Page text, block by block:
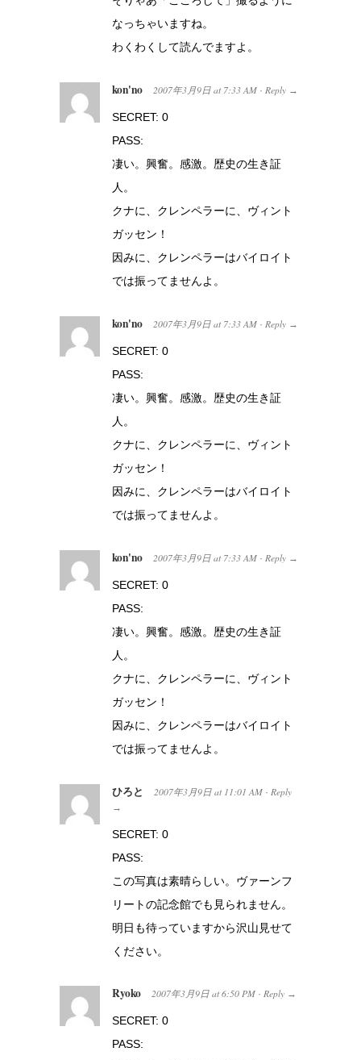
なっちゃいますね。
わくわくして読んでますよ。
kon'no 2007年3月9日 at 7:33 AM · Reply →
SECRET: 0
PASS:
凄い。興奮。感激。歴史の生き証
人。
クナに、クレンペラーに、ヴィント
ガッセン！
因みに、クレンペラーはバイロイト
では振ってませんよ。
kon'no 2007年3月9日 at 7:33 AM · Reply →
SECRET: 0
PASS:
凄い。興奮。感激。歴史の生き証
人。
クナに、クレンペラーに、ヴィント
ガッセン！
因みに、クレンペラーはバイロイト
では振ってませんよ。
kon'no 2007年3月9日 at 7:33 AM · Reply →
SECRET: 0
PASS:
凄い。興奮。感激。歴史の生き証
人。
クナに、クレンペラーに、ヴィント
ガッセン！
因みに、クレンペラーはバイロイト
では振ってませんよ。
ひろと 2007年3月9日 at 11:01 AM · Reply
→
SECRET: 0
PASS:
この写真は素晴らしい。ヴァーンフ
リートの記念館でも見られません。
明日も待っていますから沢山見せて
ください。
Ryoko 2007年3月9日 at 6:50 PM · Reply →
SECRET: 0
PASS: